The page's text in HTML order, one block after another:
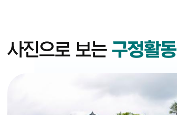
사진으로 보는 구정활동